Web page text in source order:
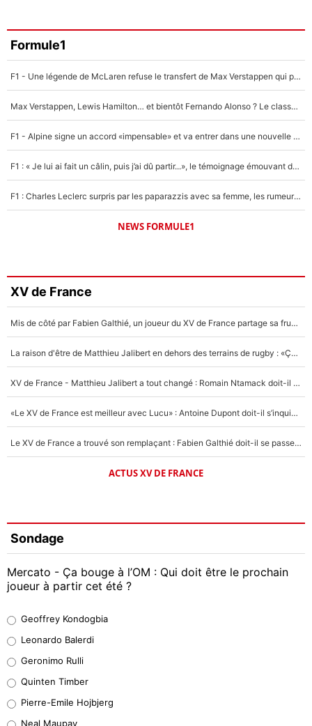
Formule1
F1 - Une légende de McLaren refuse le transfert de Max Verstappen qui pourrait «faire des vagues» et plomber l'ambiance dans l'équipe
Max Verstappen, Lewis Hamilton… et bientôt Fernando Alonso ? Le classement des pilotes les mieux payés en Formule 1 risque de changer !
F1 - Alpine signe un accord «impensable» et va entrer dans une nouvelle dimension : Grande nouvelle pour Pierre Gasly !
F1 : « Je lui ai fait un câlin, puis j’ai dû partir...», le témoignage émouvant de Max Verstappen sur sa fille
F1 : Charles Leclerc surpris par les paparazzis avec sa femme, les rumeurs étaient vraies !
NEWS FORMULE1
XV de France
Mis de côté par Fabien Galthié, un joueur du XV de France partage sa frustration : «ils ne me l’ont pas dit tout de suite»
La raison d'être de Matthieu Jalibert en dehors des terrains de rugby : «Ça m'atteint autant que si tu touches à un membre de ma famille»
XV de France - Matthieu Jalibert a tout changé : Romain Ntamack doit-il s’inquiéter pour sa place à un an de la Coupe du monde ?
«Le XV de France est meilleur avec Lucu» : Antoine Dupont doit-il s’inquiéter pour sa place ?
Le XV de France a trouvé son remplaçant : Fabien Galthié doit-il se passer d'Antoine Dupont ?
ACTUS XV DE FRANCE
Sondage
Mercato - Ça bouge à l’OM : Qui doit être le prochain
joueur à partir cet été ?
38%
32%
5%
Geoffrey Kondogbia
Leonardo Balerdi
Geronimo Rulli
Quinten Timber
Pierre-Emile Hojbjerg
Neal Maupay